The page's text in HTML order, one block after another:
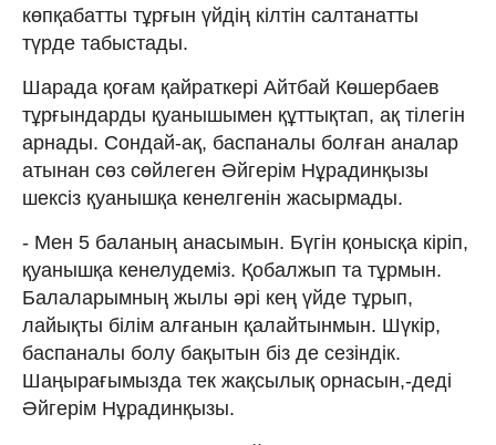
көпқабатты тұрғын үйдің кілтін салтанатты
түрде табыстады.
Шарада қоғам қайраткері Айтбай Көшербаев
тұрғындарды қуанышымен құттықтап, ақ тілегін
арнады. Сондай-ақ, баспаналы болған аналар
атынан сөз сөйлеген Әйгерім Нұрадинқызы
шексіз қуанышқа кенелгенін жасырмады.
- Мен 5 баланың анасымын. Бүгін қонысқа кіріп,
қуанышқа кенелудеміз. Қобалжып та тұрмын.
Балаларымның жылы әрі кең үйде тұрып,
лайықты білім алғанын қалайтынмын. Шүкір,
баспаналы болу бақытын біз де сезіндік.
Шаңырағымызда тек жақсылық орнасын,-деді
Әйгерім Нұрадинқызы.